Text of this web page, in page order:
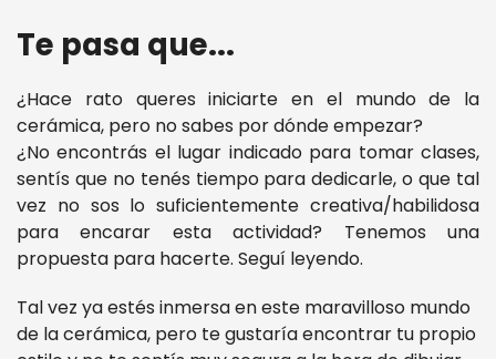
Te pasa que...
¿Hace rato queres iniciarte en el mundo de la
cerámica, pero no sabes por dónde empezar?
¿No encontrás el lugar indicado para tomar clases,
sentís que no tenés tiempo para dedicarle, o que tal
vez no sos lo suficientemente creativa/habilidosa
para encarar esta actividad? Tenemos una
propuesta para hacerte. Seguí leyendo.
Tal vez ya estés inmersa en este maravilloso mundo
de la cerámica, pero te gustaría encontrar tu propio